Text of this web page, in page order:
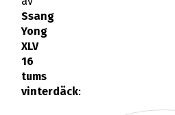
Yong
XLV
16
tums
vinterdäck